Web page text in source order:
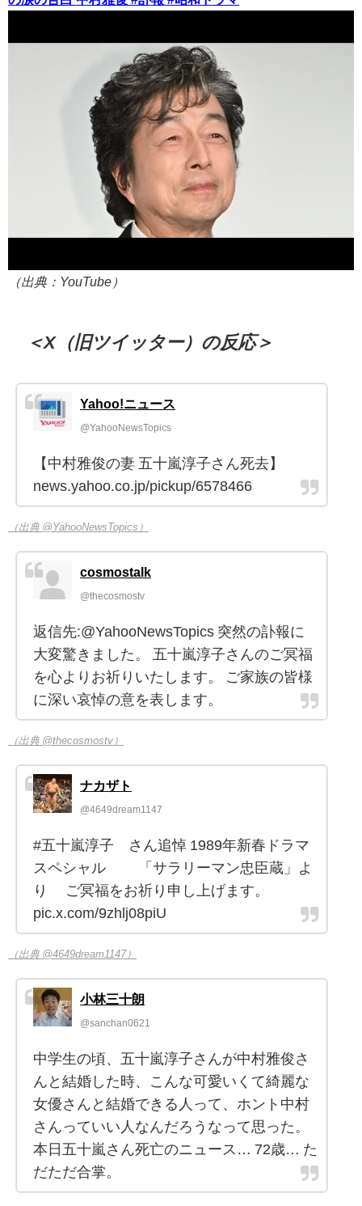
（出典：YouTube）
＜X（旧ツイッター）の反応＞
Yahoo!ニュース
@YahooNewsTopics
【中村雅俊の妻 五十嵐淳子さん死去】
news.yahoo.co.jp/pickup/6578466
（出典 @YahooNewsTopics）
cosmostalk
@thecosmostv
返信先:@YahooNewsTopics 突然の訃報に
大変驚きました。 五十嵐淳子さんのご冥福
を心よりお祈りいたします。 ご家族の皆様
に深い哀悼の意を表します。
（出典 @thecosmostv）
ナカザト
@4649dream1147
#五十嵐淳子 さん追悼 1989年新春ドラマ
スペシャル 「サラリーマン忠臣蔵」よ
り ご冥福をお祈り申し上げます。
pic.x.com/9zhlj08piU
（出典 @4649dream1147）
小林三十朗
@sanchan0621
中学生の頃、五十嵐淳子さんが中村雅俊さ
んと結婚した時、こんな可愛いくて綺麗な
女優さんと結婚できる人って、ホント中村
さんっていい人なんだろうなって思った。
本日五十嵐さん死亡のニュース… 72歳… た
だただ合掌。